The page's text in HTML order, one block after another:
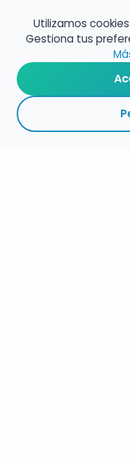
RESUMEN PLAZOS
Utilizamos
Gestiona tus